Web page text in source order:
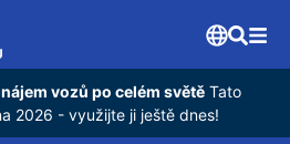
vozů po celém světě Tato
2026 - využijte ji ještě dnes!